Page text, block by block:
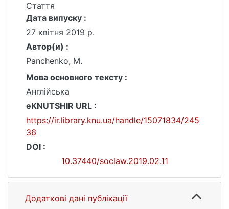
Стаття
Дата випуску :
27 квітня 2019 р.
Автор(и) :
Panchenko, M.
Мова основного тексту :
Англійська
eKNUTSHIR URL :
https://ir.library.knu.ua/handle/15071834/245
36
DOI :
10.37440/soclaw.2019.02.11
Додаткові дані публікації